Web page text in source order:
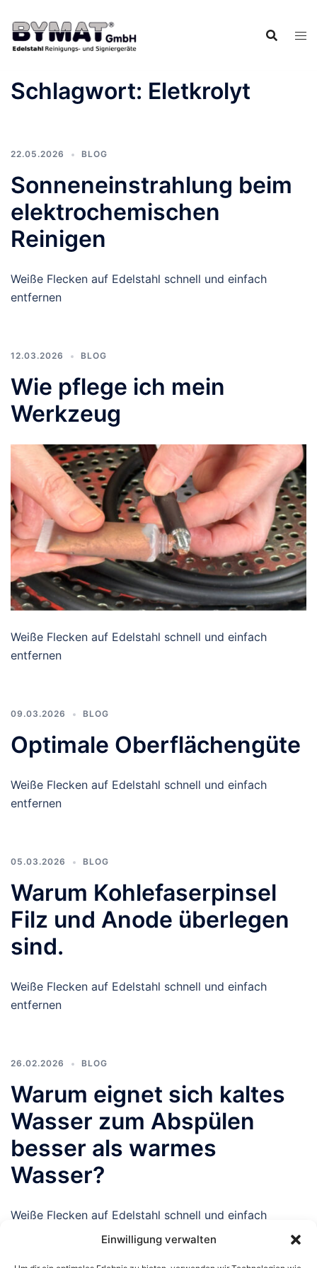
Einwilligung verwalten
Inhalt
springen
Schlagwort: Eletkrolyt
22.05.2026 BLOG
Sonneneinstrahlung beim
elektrochemischen
Reinigen
Weiße Flecken auf Edelstahl schnell und einfach
entfernen
12.03.2026 BLOG
Wie pflege ich mein
Werkzeug
Weiße Flecken auf Edelstahl schnell und einfach
entfernen
09.03.2026 BLOG
Optimale Oberflächengüte
Weiße Flecken auf Edelstahl schnell und einfach
entfernen
05.03.2026 BLOG
Warum Kohlefaserpinsel
Filz und Anode überlegen
sind.
Weiße Flecken auf Edelstahl schnell und einfach
entfernen
26.02.2026 BLOG
Warum eignet sich kaltes
Wasser zum Abspülen
besser als warmes
Wasser?
Weiße Flecken auf Edelstahl schnell und einfach